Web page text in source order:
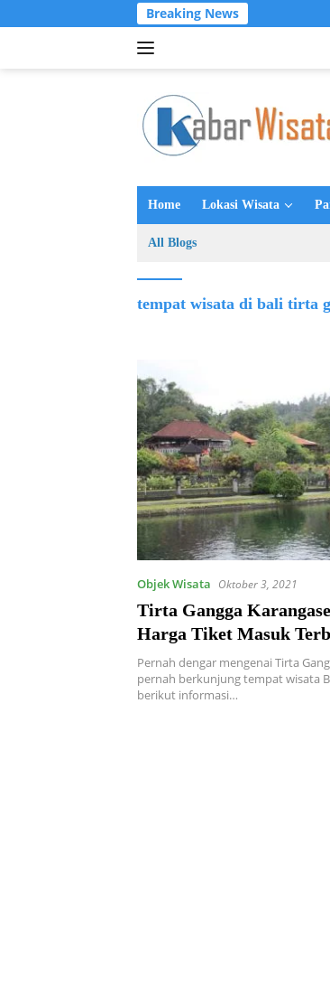
ke
Breaking News
Home Lokasi Wisata
All Blogs
tempat wisata di bali tirta
Objek Wisata Oktober 3, 2021
Tirta Gangga
Harga Tiket Masuk
Pernah dengar mengenai Tirta
pernah berkunjung tempat wisata
berikut informasi…